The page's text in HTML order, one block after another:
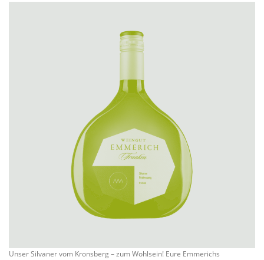
Unser Silvaner vom Kronsberg – zum Wohlsein! Eure Emmerichs